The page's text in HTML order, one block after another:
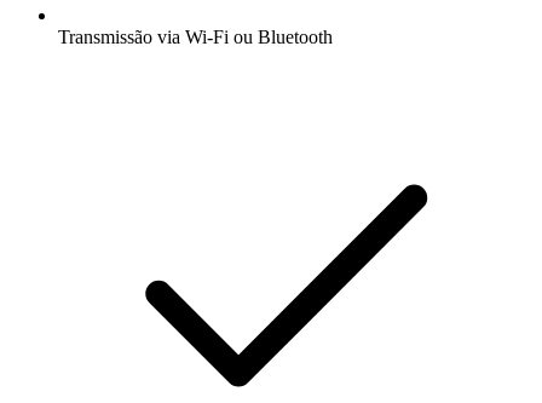
Transmissão via Wi-Fi ou Bluetooth